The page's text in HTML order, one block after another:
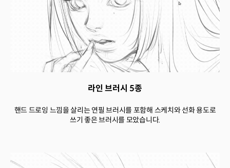
라인 브러시 5종
핸드 드로잉 느낌을 살리는 연필 브러시를 포함해 스케치와 선화 용도로
쓰기 좋은 브러시를 모았습니다.